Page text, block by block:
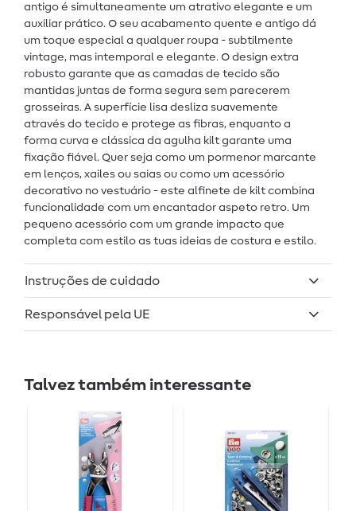
antigo é simultaneamente um atrativo elegante e um
auxiliar prático. O seu acabamento quente e antigo dá
um toque especial a qualquer roupa - subtilmente
vintage, mas intemporal e elegante. O design extra
robusto garante que as camadas de tecido são
mantidas juntas de forma segura sem parecerem
grosseiras. A superfície lisa desliza suavemente
através do tecido e protege as fibras, enquanto a
forma curva e clássica da agulha kilt garante uma
fixação fiável. Quer seja como um pormenor marcante
em lenços, xailes ou saias ou como um acessório
decorativo no vestuário - este alfinete de kilt combina
funcionalidade com um encantador aspeto retro. Um
pequeno acessório com um grande impacto que
completa com estilo as tuas ideias de costura e estilo.
Instruções de cuidado
Responsável pela UE
Talvez também interessante